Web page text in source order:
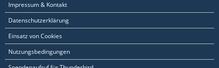
Impressum & Kontakt
Datenschutzerklärung
Einsatz von Cookies
Nutzungsbedingungen